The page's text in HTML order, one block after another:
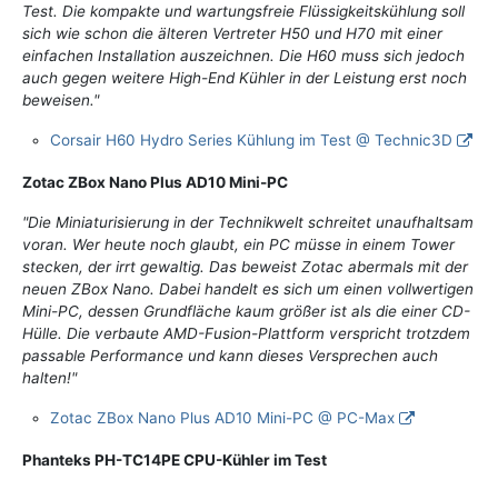
Test. Die kompakte und wartungsfreie Flüssigkeitskühlung soll
sich wie schon die älteren Vertreter H50 und H70 mit einer
einfachen Installation auszeichnen. Die H60 muss sich jedoch
auch gegen weitere High-End Kühler in der Leistung erst noch
beweisen."
Corsair H60 Hydro Series Kühlung im Test @ Technic3D
Zotac ZBox Nano Plus AD10 Mini-PC
"Die Miniaturisierung in der Technikwelt schreitet unaufhaltsam
voran. Wer heute noch glaubt, ein PC müsse in einem Tower
stecken, der irrt gewaltig. Das beweist Zotac abermals mit der
neuen ZBox Nano. Dabei handelt es sich um einen vollwertigen
Mini-PC, dessen Grundfläche kaum größer ist als die einer CD-
Hülle. Die verbaute AMD-Fusion-Plattform verspricht trotzdem
passable Performance und kann dieses Versprechen auch
halten!"
Zotac ZBox Nano Plus AD10 Mini-PC @ PC-Max
Phanteks PH-TC14PE CPU-Kühler im Test